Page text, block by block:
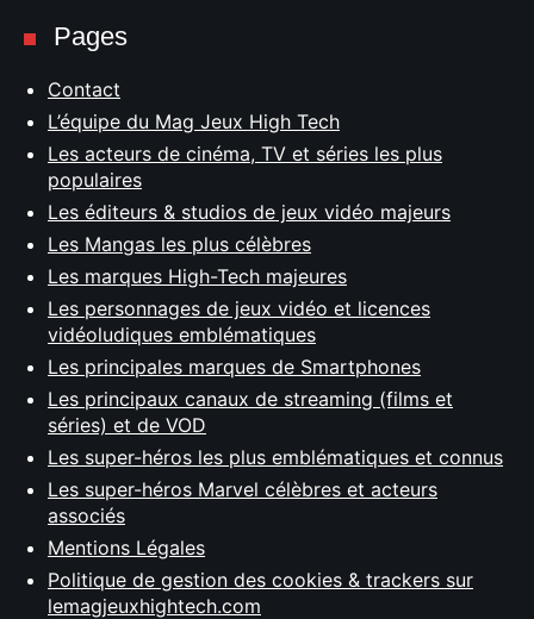
Pages
Contact
L’équipe du Mag Jeux High Tech
Les acteurs de cinéma, TV et séries les plus
populaires
Les éditeurs & studios de jeux vidéo majeurs
Les Mangas les plus célèbres
Les marques High-Tech majeures
Les personnages de jeux vidéo et licences
vidéoludiques emblématiques
Les principales marques de Smartphones
Les principaux canaux de streaming (films et
séries) et de VOD
Les super-héros les plus emblématiques et connus
Les super-héros Marvel célèbres et acteurs
associés
Mentions Légales
Politique de gestion des cookies & trackers sur
lemagjeuxhightech.com